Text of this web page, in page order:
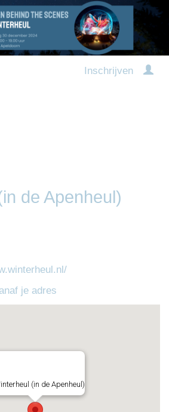
Inschrijven
de Apenheul)
je adres
(in de Apenheul)